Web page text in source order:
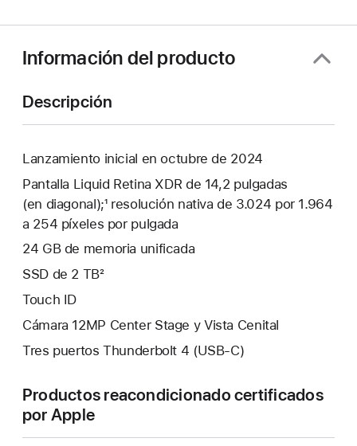
ventana
nueva)
Información del producto
Descripción
Lanzamiento inicial en octubre de 2024
Pantalla Liquid Retina XDR de 14,2 pulgadas
(en diagonal);¹ resolución nativa de 3.024 por 1.964
a 254 píxeles por pulgada
24 GB de memoria unificada
SSD de 2 TB²
Touch ID
Cámara 12MP Center Stage y Vista Cenital
Tres puertos Thunderbolt 4 (USB-C)
Productos reacondicionado certificados
por Apple